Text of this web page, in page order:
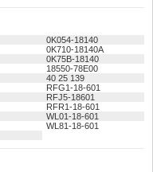
0K054-18140
0K710-18140A
0K75B-18140
18550-78E00
40 25 139
RFG1-18-601
RFJ5-18601
RFR1-18-601
WL01-18-601
WL81-18-601